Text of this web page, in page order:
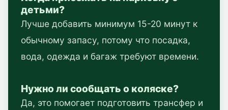
детьми?
Лучше добавить минимум 15-20 минут к
обычному запасу, потому что посадка,
вода, одежда и багаж требуют времени.
Нужно ли сообщать о коляске?
Да, это помогает подготовить трансфер и